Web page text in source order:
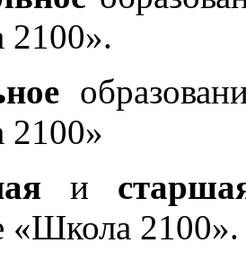
и
«Школа 2100».